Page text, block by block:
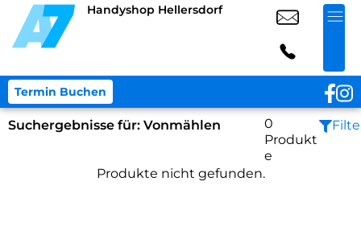
Handyshop Hellersdorf
Termin Buchen
Suchergebnisse für: Vonmählen
0
Produkt
e
Produkte nicht gefunden.